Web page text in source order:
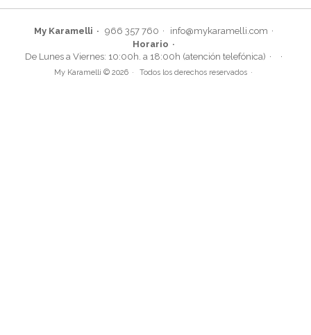
Juego de 25 Pajitas Azul Vintage
My Karamelli 966 357 760
info@mykaramelli.com
Horario
De Lunes a Viernes: 10:00h. a 18:00h (atención telefónica)
My Karamelli © 2026 Todos los derechos reservados